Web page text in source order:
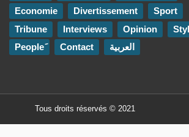
Economie
Divertissement
Sport
Tribune
Interviews Opinion
Contact العربية
Tous droits réservés © 2021